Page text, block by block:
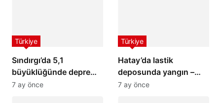
Sındırgı’da 5,1
büyüklüğünde deprem:
İstanbul ve İzmir’de de
Türkiye
7 ay önce
Hatay’da lastik
deposunda yangın –
Son Dakika Haberleri
Türkiye
7 ay önce